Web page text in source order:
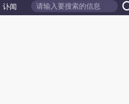
讣闻